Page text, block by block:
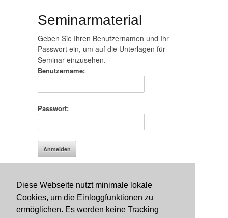
Diese Webseite nutzt minimale lokale
Cookies, um die Einloggfunktionen zu
ermöglichen. Es werden keine Tracking
Seminarmaterial
Geben Sie Ihren Benutzernamen und Ihr
Passwort ein, um auf die Unterlagen für
Seminar einzusehen.
Benutzername:
Passwort:
Bib LSF
Datenschutzerklärung Impressum